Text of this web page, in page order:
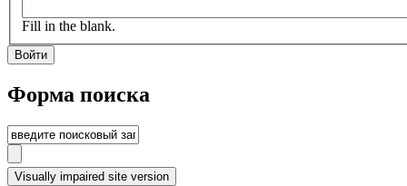
Fill in the blank.
Форма поиска